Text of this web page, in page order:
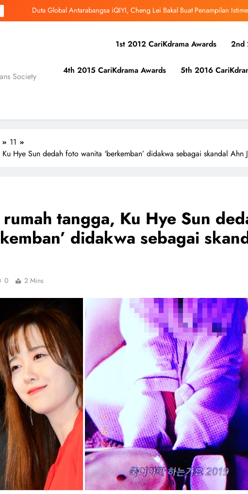
‘Dibunuh atau Membunuh’: Filem ‘Tiket Sehala’
Duta Global Antarabangsa iQIYI, Cheng Lei Bakal Buat Penampilan
‘Dibunuh atau Membunuh’: Filem ‘Tiket Sehala’
Society
1st 2012 CariKdrama Awards 2nd
4th 2015 CariKdrama Awards 5th 2016
11
Hye Sun dedah foto wanita ‘berkemban’ didakwa sebagai skandal Ahn
tangga, Ku Hye Sun
didakwa sebagai
0 2 Mins